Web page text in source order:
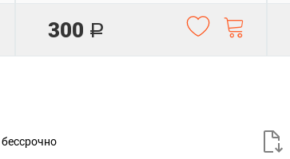
300 Р
бессрочно